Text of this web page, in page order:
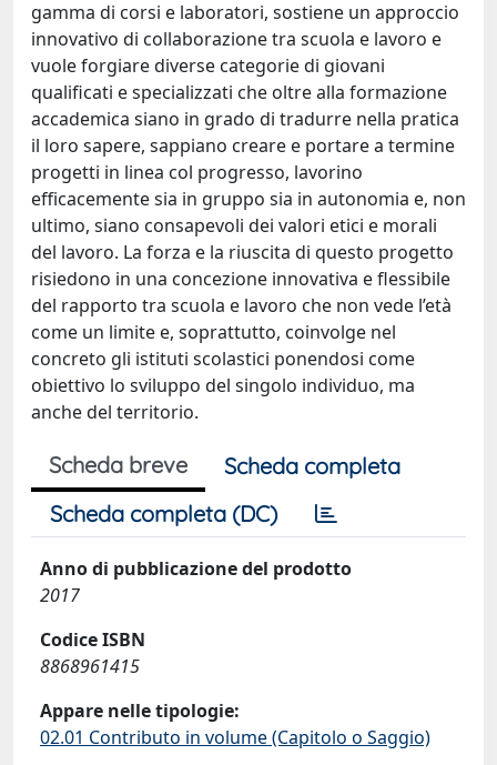
gamma di corsi e laboratori, sostiene un approccio
innovativo di collaborazione tra scuola e lavoro e
vuole forgiare diverse categorie di giovani
qualificati e specializzati che oltre alla formazione
accademica siano in grado di tradurre nella pratica
il loro sapere, sappiano creare e portare a termine
progetti in linea col progresso, lavorino
efficacemente sia in gruppo sia in autonomia e, non
ultimo, siano consapevoli dei valori etici e morali
del lavoro. La forza e la riuscita di questo progetto
risiedono in una concezione innovativa e flessibile
del rapporto tra scuola e lavoro che non vede l’età
come un limite e, soprattutto, coinvolge nel
concreto gli istituti scolastici ponendosi come
obiettivo lo sviluppo del singolo individuo, ma
anche del territorio.
Scheda breve
Scheda completa
Scheda completa (DC)
Anno di pubblicazione del prodotto
2017
Codice ISBN
8868961415
Appare nelle tipologie:
02.01 Contributo in volume (Capitolo o Saggio)